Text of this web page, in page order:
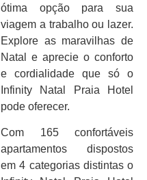
ótima opção para sua
viagem a trabalho ou lazer.
Explore as maravilhas de
Natal e aprecie o conforto
e cordialidade que só o
Infinity Natal Praia Hotel
pode oferecer.
Com 165 confortáveis
apartamentos dispostos
em 4 categorias distintas o